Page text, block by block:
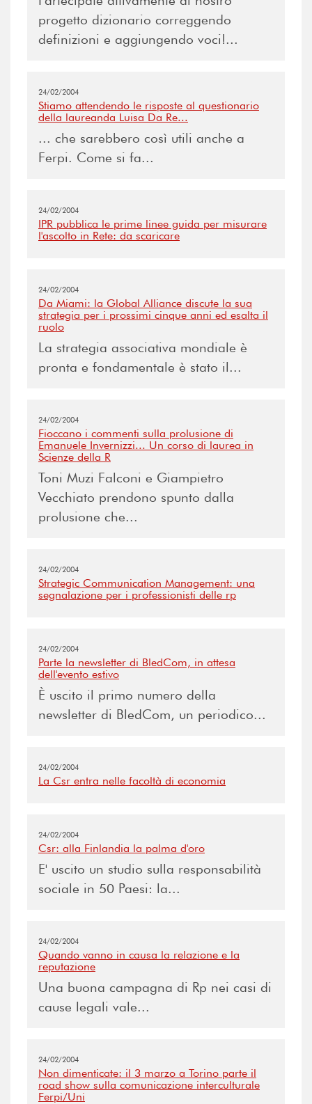
progetto dizionario correggendo
definizioni e aggiungendo voci!...
24/02/2004
Stiamo attendendo le risposte al questionario
della laureanda Luisa Da Re...
... che sarebbero così utili anche a
Ferpi. Come si fa...
24/02/2004
IPR pubblica le prime linee guida per misurare
l'ascolto in Rete: da scaricare
24/02/2004
Da Miami: la Global Alliance discute la sua
strategia per i prossimi cinque anni ed esalta il
ruolo
La strategia associativa mondiale è
pronta e fondamentale è stato il...
24/02/2004
Fioccano i commenti sulla prolusione di
Emanuele Invernizzi... Un corso di laurea in
Scienze della R
Toni Muzi Falconi e Giampietro
Vecchiato prendono spunto dalla
prolusione che...
24/02/2004
Strategic Communication Management: una
segnalazione per i professionisti delle rp
24/02/2004
Parte la newsletter di BledCom, in attesa
dell'evento estivo
È uscito il primo numero della
newsletter di BledCom, un periodico...
24/02/2004
La Csr entra nelle facoltà di economia
24/02/2004
Csr: alla Finlandia la palma d'oro
E' uscito un studio sulla responsabilità
sociale in 50 Paesi: la...
24/02/2004
Quando vanno in causa la relazione e la
reputazione
Una buona campagna di Rp nei casi di
cause legali vale...
24/02/2004
Non dimenticate: il 3 marzo a Torino parte il
road show sulla comunicazione interculturale
Ferpi/Uni